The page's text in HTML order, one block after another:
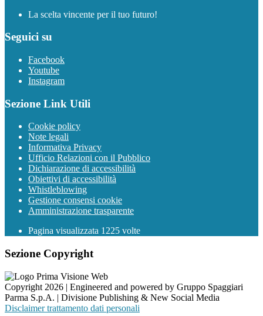
La scelta vincente per il tuo futuro!
Seguici su
Facebook
Youtube
Instagram
Sezione Link Utili
Cookie policy
Note legali
Informativa Privacy
Ufficio Relazioni con il Pubblico
Dichiarazione di accessibilità
Obiettivi di accessibilità
Whistleblowing
Gestione consensi cookie
Amministrazione trasparente
Pagina visualizzata 1225 volte
Sezione Copyright
Copyright 2026 | Engineered and powered by Gruppo Spaggiari
Parma S.p.A. | Divisione Publishing & New Social Media
Disclaimer trattamento dati personali